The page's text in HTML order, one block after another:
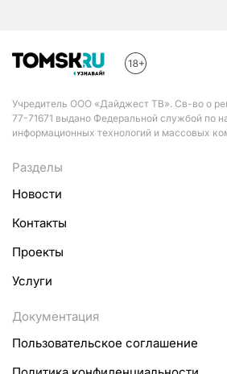
Учредитель ООО «Дайджест ТВ». Св-во о
77-71671 выдано Федеральной службой по
информационных технологий и массовых
Разделы
Новости
Контакты
Проекты
Услуги
Документация
Пользовательское соглашение